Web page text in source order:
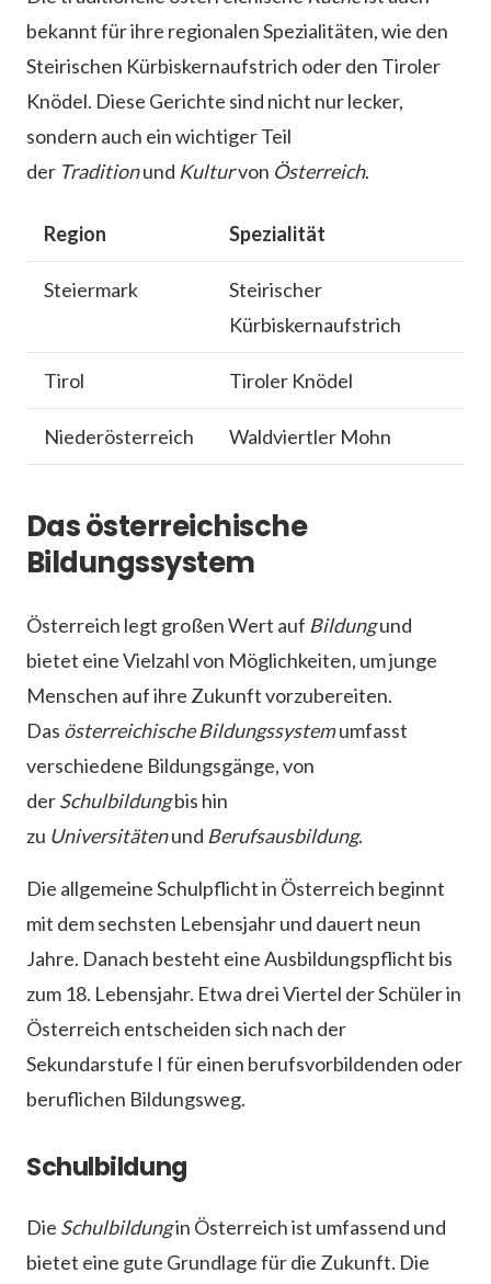
bekannt für ihre regionalen Spezialitäten, wie den
Steirischen Kürbiskernaufstrich oder den Tiroler
Knödel. Diese Gerichte sind nicht nur lecker,
sondern auch ein wichtiger Teil
der Traditionund Kulturvon Österreich.
Region Spezialität
Steiermark
Steirischer
Kürbiskernaufstrich
Tirol Tiroler Knödel
Niederösterreich Waldviertler Mohn
Das österreichische
Bildungssystem
Österreich legt großen Wert auf Bildungund
bietet eine Vielzahl von Möglichkeiten, um junge
Menschen auf ihre Zukunft vorzubereiten.
Das österreichische Bildungssystemumfasst
verschiedene Bildungsgänge, von
derSchulbildungbis hin
zu Universitätenund Berufsausbildung.
Die allgemeine Schulpflicht in Österreich beginnt
mit dem sechsten Lebensjahr und dauert neun
Jahre. Danach besteht eine Ausbildungspflicht bis
zum 18. Lebensjahr. Etwa drei Viertel der Schüler in
Österreich entscheiden sich nach der
Sekundarstufe I für einen berufsvorbildenden oder
beruflichen Bildungsweg.
Schulbildung
Die Schulbildungin Österreich ist umfassend und
bietet eine gute Grundlage für die Zukunft. Die